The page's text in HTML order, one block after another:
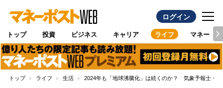
ログイン
トップ 投資 ビジネス キャリア ライフ マネー
トップ ライフ 生活 2024年も「地球沸騰化」は続くのか？ 気象予報士・